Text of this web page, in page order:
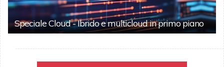
Speciale Cloud - Ibrido e multicloud in primo piano